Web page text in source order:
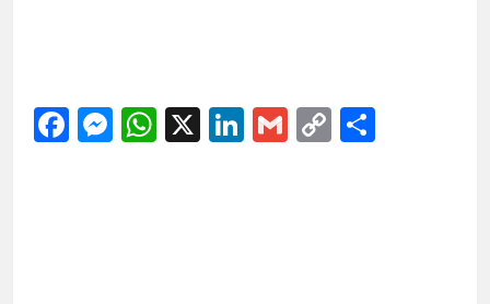
Facebook
Messenger
WhatsApp
X LinkedIn
Gmail
Copy